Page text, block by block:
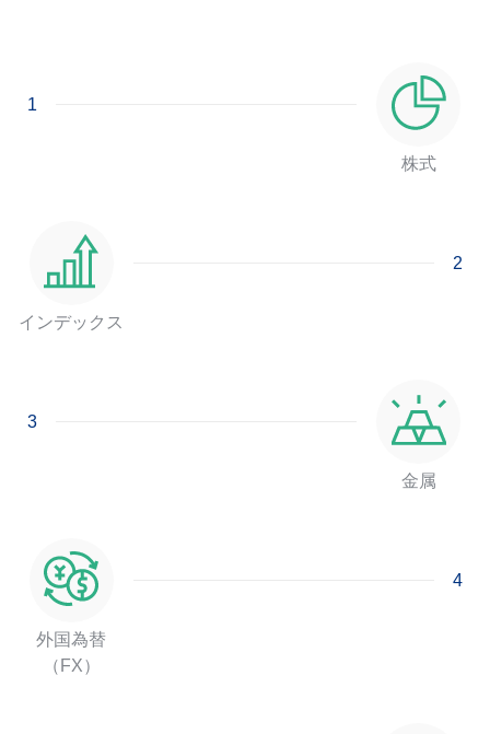
1
株式
2
インデックス
3
金属
4
外国為替
（FX）